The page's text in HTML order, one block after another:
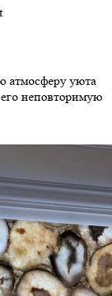
атмосферу уюта
неповторимую